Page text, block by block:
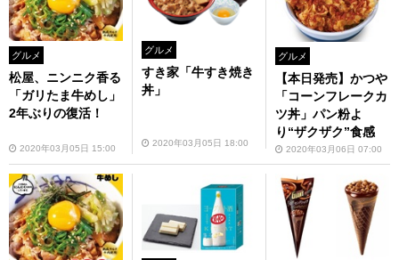
グルメ
松屋、ニンニク香る
「ガリたま牛めし」
2年ぶりの復活！
2020年03月05日 15:00
グルメ
すき家「牛すき焼き
丼」
2020年03月05日 18:00
グルメ
【本日発売】かつや
「コーンフレークカ
ツ丼」パン粉よ
り“ザクザク”食感
2020年03月06日 07:00